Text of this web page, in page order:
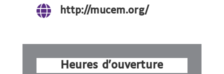
 http://mucem.org/
Heures d'ouverture